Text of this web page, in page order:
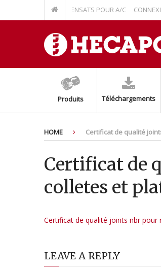
À CONDENSATS POUR A/C
Produits Téléchargements
HOME Certificat de qualité
Certificat de
colletes et
Certificat de qualité joints nbr pour
LEAVE A REPLY